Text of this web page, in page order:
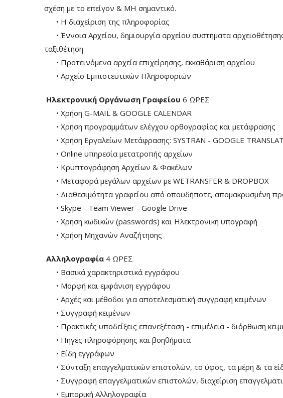
σχέση με το επείγον & ΜΗ σημαντικό.
• Η διαχείριση της πληροφορίας
• Έννοια Αρχείου, δημιουργία αρχείου συστήματα
ταξιθέτηση
• Προτεινόμενα αρχεία επιχείρησης, εκκαθάριση αρχείου
• Αρχείο Εμπιστευτικών Πληροφοριών
Ηλεκτρονική Οργάνωση Γραφείου 6 ΩΡΕΣ
• Χρήση G-MAIL & GOOGLE CALENDAR
• Χρήση προγραμμάτων ελέγχου ορθογραφίας και μετάφρασης
• Χρήση Eργαλείων Μετάφρασης: SYSTRAN - GOOGLE
• Online υπηρεσία μετατροπής αρχείων
• Κρυπτογράφηση Αρχείων & Φακέλων
• Μεταφορά μεγάλων αρχείων με WETRANSFER & DROPBOX
• Διαθεσιμότητα γραφείου από οπουδήποτε, απομακρυσμένη
• Skype - Team Viewer - Google Drive
• Χρήση κωδικών (passwords) και Ηλεκτρονική υπογραφή
• Χρήση Μηχανών Αναζήτησης
Αλληλογραφία 4 ΩΡΕΣ
• Βασικά χαρακτηριστικά εγγράφου
• Μορφή και εμφάνιση εγγράφου
• Αρχές και μέθοδοι για αποτελεσματική συγγραφή κειμένων
• Συγγραφή κειμένων
• Πρακτικές υποδείξεις επανεξέταση - επιμέλεια - διόρθωση
• Πηγές πληροφόρησης και βοηθήματα
• Είδη εγγράφων
• Σύνταξη επαγγελματικών επιστολών, το ύφος, τα μέρη & τα
• Συγγραφή επαγγελματικών επιστολών, διαχείριση
• Εμπορική Αλληλογραφία